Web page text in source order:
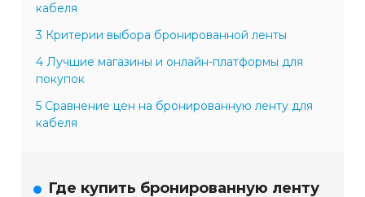
кабеля
3 Критерии выбора бронированной ленты
4 Лучшие магазины и онлайн-платформы для
покупок
5 Сравнение цен на бронированную ленту для
кабеля
Где купить бронированную ленту